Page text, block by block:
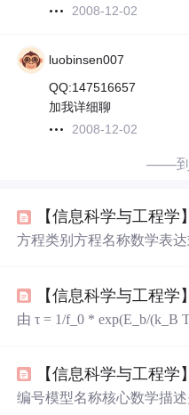
2008-12-02
luobinsen007
QQ:147516657
加我详细聊
2008-12-02
——
方程类别方程名称数学表
格子计算晶面间距(立方晶
kl): 晶面指数相邻平行晶面
由 τ = 1/f_0 * exp(E_b/(k_B
m², l=0.01 m， 则 k ≈ 8 *
≈ 10 V/T。即 10 μV/nT。
编号模型名称核心数学描